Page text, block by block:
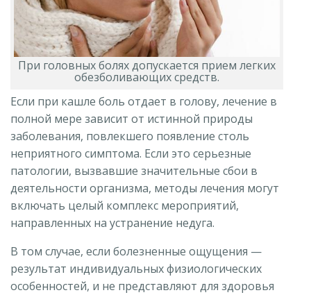
При головных болях допускается прием легких
обезболивающих средств.
Если при кашле боль отдает в голову, лечение в
полной мере зависит от истинной природы
заболевания, повлекшего появление столь
неприятного симптома. Если это серьезные
патологии, вызвавшие значительные сбои в
деятельности организма, методы лечения могут
включать целый комплекс мероприятий,
направленных на устранение недуга.
В том случае, если болезненные ощущения —
результат индивидуальных физиологических
особенностей, и не представляют для здоровья